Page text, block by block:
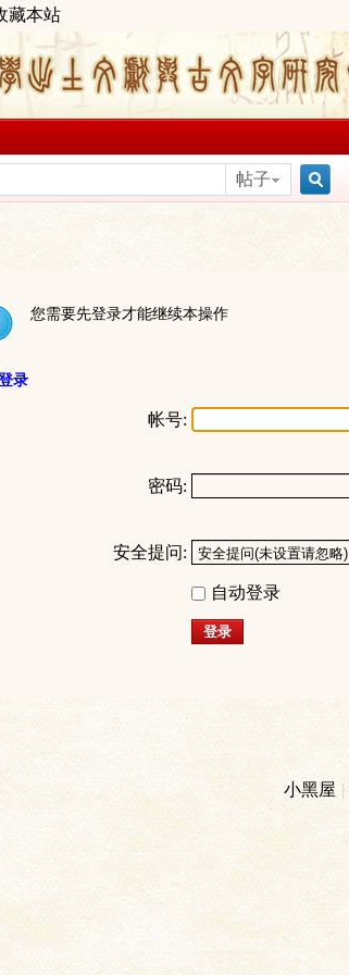
藏本站
帖子
您需要先登录才能继续本操作
录
帐号:
密码:
安全提问:
自动登录
登录
小黑屋 |